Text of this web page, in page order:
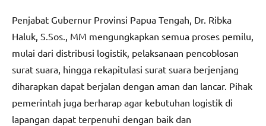
Penjabat Gubernur Provinsi Papua Tengah, Dr. Ribka
Haluk, S.Sos., MM mengungkapkan semua proses pemilu,
mulai dari distribusi logistik, pelaksanaan pencoblosan
surat suara, hingga rekapitulasi surat suara berjenjang
diharapkan dapat berjalan dengan aman dan lancar. Pihak
pemerintah juga berharap agar kebutuhan logistik di
lapangan dapat terpenuhi dengan baik dan